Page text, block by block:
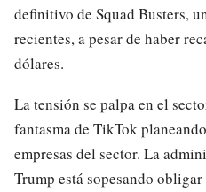
definitivo de Squad Busters,
recientes, a pesar de haber
dólares.
La tensión se palpa en el
fantasma de TikTok
empresas del sector. La
Trump está sopesando